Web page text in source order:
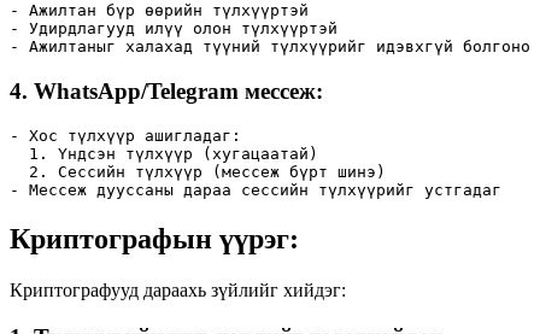
- Ажилтан бүр өөрийн түлхүүртэй
- Удирдлагууд илүү олон түлхүүртэй
- Ажилтаныг халахад түүний түлхүүрийг идэвхгүй болгоно
4. WhatsApp/Telegram мессеж:
- Хос түлхүүр ашигладаг:
  1. Үндсэн түлхүүр (хугацаатай)
  2. Сессийн түлхүүр (мессеж бүрт шинэ)
- Мессеж дууссаны дараа сессийн түлхүүрийг устгадаг
Криптографын үүрэг:
Криптографууд дараахь зүйлийг хийдэг: